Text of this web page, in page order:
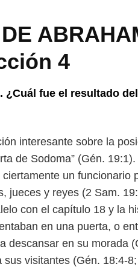
4
¿Cuál fue el resultado
interesante sobre la
de Sodoma” (Gén.
un funcionario
jueces y reyes (2 Sam.
con el capítulo 18 y la
en una puerta, o
descansar en su morada
sus visitantes (Gén. 18:4-